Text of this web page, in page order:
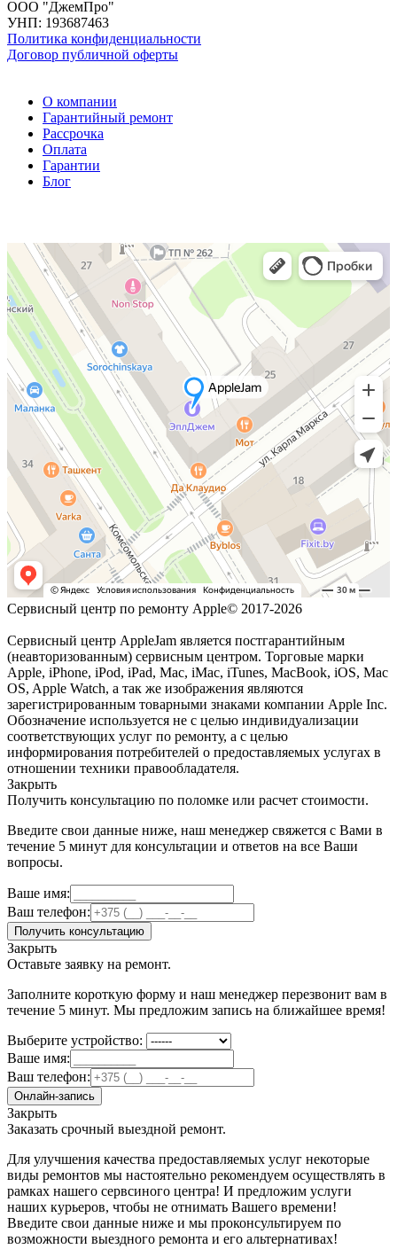
ООО "ДжемПро"
УНП: 193687463
Политика конфиденциальности
Договор публичной оферты
О компании
Гарантийный ремонт
Рассрочка
Оплата
Гарантии
Блог
Сервисный центр по ремонту Apple© 2017-2026
Сервисный центр AppleJam является постгарантийным
(неавторизованным) сервисным центром. Торговые марки
Apple, iPhone, iPod, iPad, Mac, iMac, iTunes, MacBook, iOS, Mac
OS, Apple Watch, а так же изображения являются
зарегистрированным товарными знаками компании Apple Inc.
Обозначение используется не с целью индивидуализации
соответствующих услуг по ремонту, а с целью
информирования потребителей о предоставляемых услугах в
отношении техники правообладателя.
Закрыть
Получить консультацию по поломке или расчет стоимости.
Введите свои данные ниже, наш менеджер свяжется с Вами в
течение 5 минут для консультации и ответов на все Ваши
вопросы.
Ваше имя:
Ваш телефон:
Получить консультацию
Закрыть
Оставьте заявку на ремонт.
Заполните короткую форму и наш менеджер перезвонит вам в
течение 5 минут. Мы предложим запись на ближайшее время!
Выберите устройство:
Ваше имя:
Ваш телефон:
Онлайн-запись
Закрыть
Заказать срочный выездной ремонт.
Для улучшения качества предоставляемых услуг некоторые
виды ремонтов мы настоятельно рекомендуем осуществлять в
рамках нашего сервсиного центра! И предложим услуги
наших курьеров, чтобы не отнимать Вашего времени!
Введите свои данные ниже и мы проконсультируем по
возможности выездного ремонта и его альтернативах!